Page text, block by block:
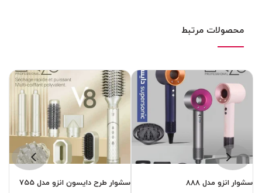
محصولات مرتبط
سشوار انزو مدل 888 سشوار طرح دایسون انزو مدل 755